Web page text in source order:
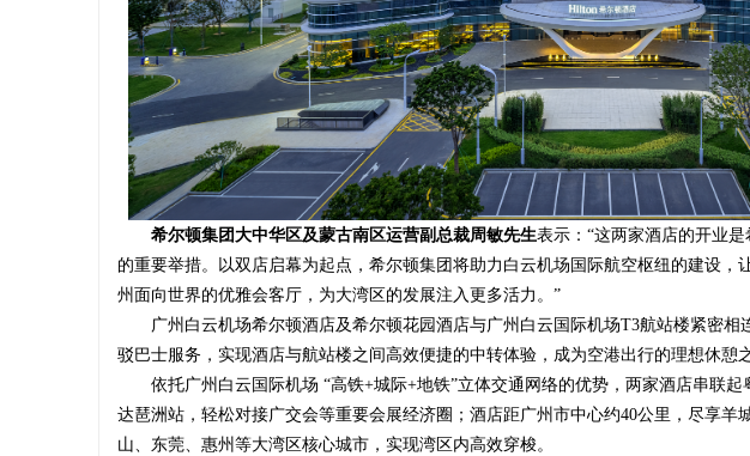
希尔顿集团大中华区及蒙古南区运营副 总裁周敏先生表示：“这两家酒店的开业
的重要举措。以双店启幕为起点，希尔顿集团将助力白云机场国际航空枢纽的建设
州面向世界的优雅会客厅，为大湾区的发展注入更多活力。”
广州白云机场希尔顿酒店及希尔顿花园酒店与广州白云国际机场T3航站楼紧密
驳巴士服务，实现酒店与航站楼之间高效便捷的中转体验，成为空港出行的理想休憩之
依托广州白云国际机场 “高铁+城际+地铁”立体交通网络的优势，两家酒店串联
达琶洲站，轻松对接广交会等重要会展经济圈；酒店距广州市中心约40公里，尽享
山、东莞、惠州等大湾区核心城市，实现湾区内高效穿梭。
武汉配眼镜 上海配眼镜 痛点直击：宝妈们都在问的“绿色环保
巾”到底怎么选？